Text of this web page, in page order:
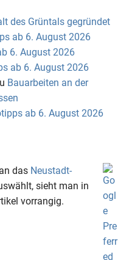
des Grüntals gegründet
ab 6. August 2026
6. August 2026
ab 6. August 2026
Bauarbeiten an der
ab 6. August 2026
das Neustadt-
sieht man in
vorrangig.